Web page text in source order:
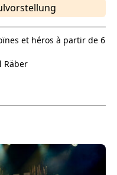
et héros à partir de 6
Räber